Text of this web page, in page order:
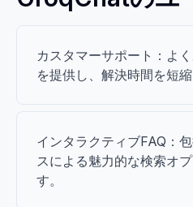
カスタマーサポート：よ
を提供し、解決時間を短縮
インタラクティブFAQ：
スによる魅力的な検索オ
す。